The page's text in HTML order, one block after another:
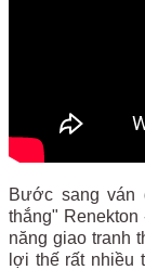
Bước sang
thắng"
năng giao tranh
lợi thế rất nhiều